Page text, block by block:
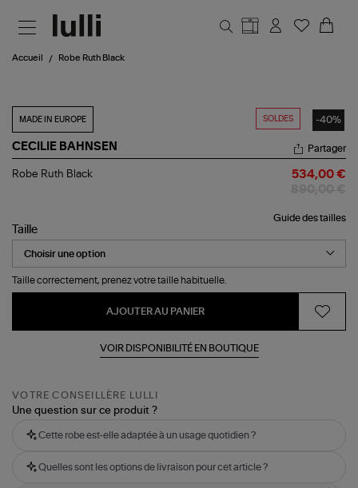
Accueil Robe Ruth Black
SOLDES -40%
MADE IN EUROPE
CECILIE BAHNSEN
Robe
Partager
Robe Ruth Black 534,00 €
Guide des tailles
Taille
Taille correctement, prenez votre taille habituelle.
AJOUTER AU PANIER
VOIR DISPONIBILITÉ EN BOUTIQUE
VOTRE CONSEILLÈRE LULLI
Une question sur ce produit ?
Cette robe est-elle adaptée à un usage quotidien ?
Quelles sont les options de livraison pour cet article ?